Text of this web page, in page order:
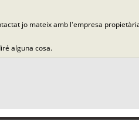
jo mateix amb l'empresa
alguna cosa.